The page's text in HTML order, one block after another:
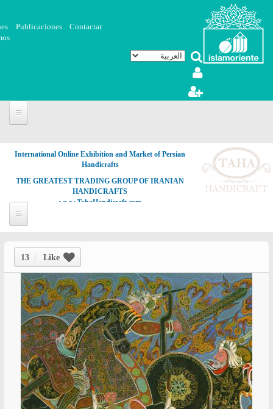
تجاوز إلى المحتوى الرئيسي
Contactar
Publicaciones
International Online Exhibition and Market of Persian
Handicrafts
THE GREATEST TRADING GROUP OF IRANIAN
HANDICRAFTS
www.TahaHandicraft.com
13 Like